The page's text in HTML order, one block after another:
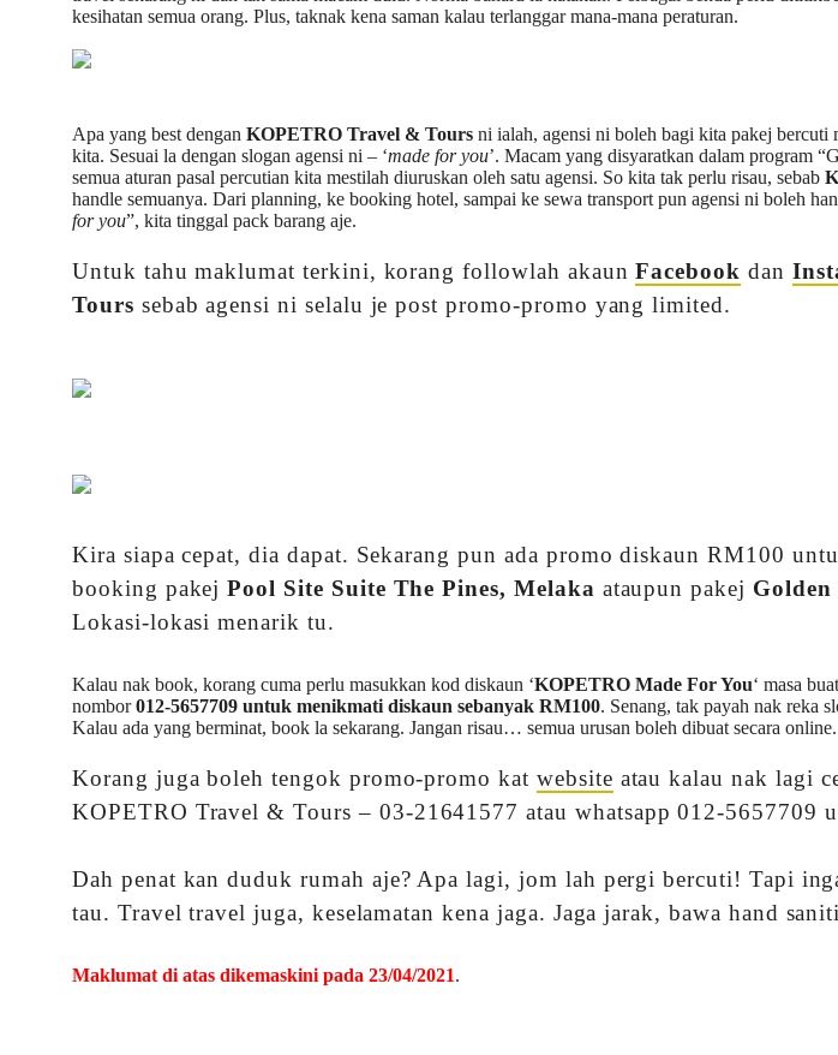
kesihatan semua orang. Plus, taknak kena saman kalau terlanggar mana-mana peraturan.
Apa yang best dengan KOPETRO Travel & Tours ni ialah, agensi ni boleh bagi kita pakej
kita. Sesuai la dengan slogan agensi ni – ‘made for you’. Macam yang disyaratkan dalam program
semua aturan pasal percutian kita mestilah diuruskan oleh satu agensi. So kita tak perlu risau, sebab
handle semuanya. Dari planning, ke booking hotel, sampai ke sewa transport pun agensi ni boleh
for you”, kita tinggal pack barang aje.
Untuk tahu maklumat terkini, korang followlah akaunFacebook dan
Tours sebab agensi ni selalu je post promo-promo yang limited.
Kira siapa cepat, dia dapat. Sekarang pun ada promo diskaun RM100
booking pakejPool Site Suite The Pines, Melaka ataupun pakej
Lokasi-lokasi menarik tu.
Kalau nak book, korang cuma perlu masukkan kod diskaun ‘KOPETRO Made For You‘ masa
nombor012-5657709 untuk menikmati diskaun sebanyak RM100. Senang, tak payah nak reka
Kalau ada yang berminat, book la sekarang. Jangan risau… semua urusan boleh dibuat secara online.
Korang juga boleh tengok promo-promo kat website atau kalau nak lagi
KOPETRO Travel & Tours – 03-21641577 atau whatsapp 012-5657709
Dah penat kan duduk rumah aje? Apa lagi, jom lah pergi bercuti! Tapi
tau. Travel travel juga, keselamatan kena jaga. Jaga jarak, bawa hand
Maklumat di atas dikemaskini pada 23/04/2021.